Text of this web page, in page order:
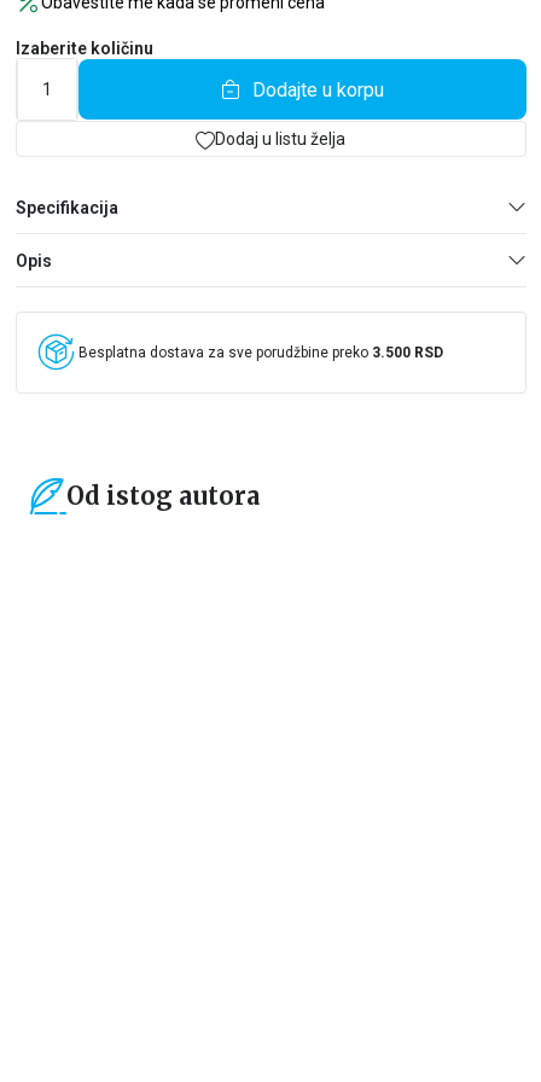
oduzeo život.
Megan, Briša i Skaj možda jesu mrtve, ali nisu nestale.
Imaju jedna drugu. I neće se smiriti dok ne pronađu način da ga
Izaberite količinu
Dodajte u korpu
Dodaj u listu želja
Specifikacija
Opis
Besplatna dostava za sve porudžbine preko 3.500 RSD
Od istog autora